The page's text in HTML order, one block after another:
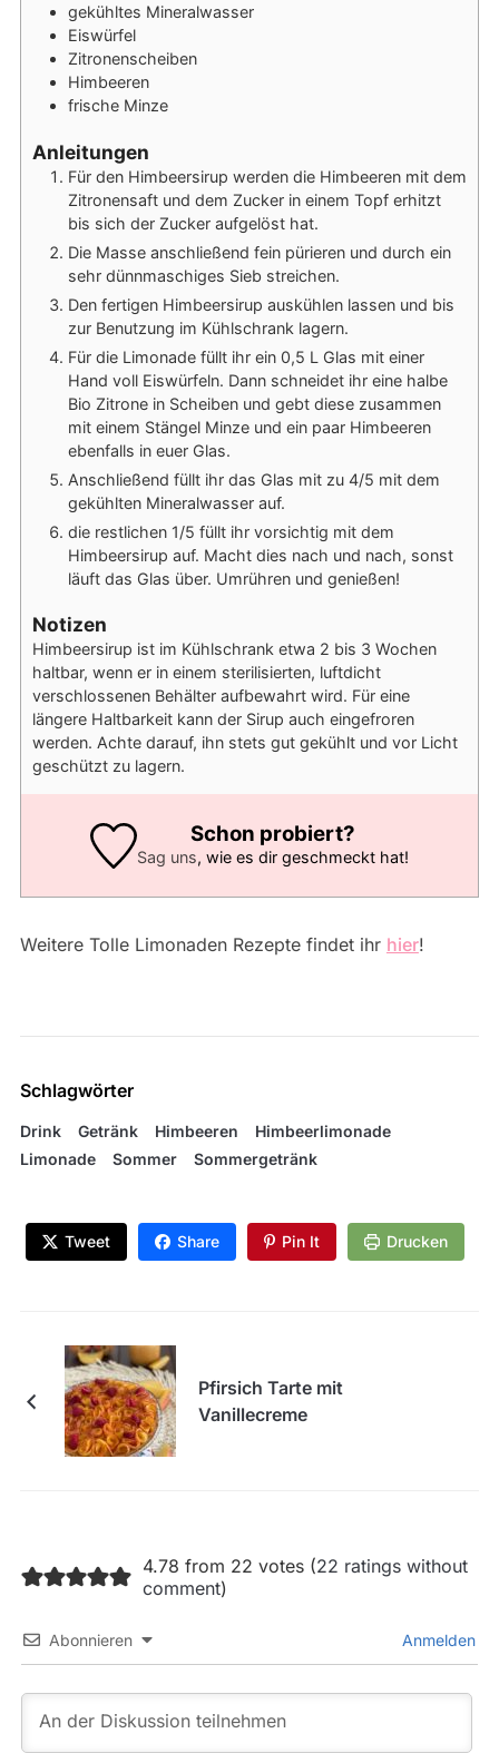
gekühltes Mineralwasser
Eiswürfel
Zitronenscheiben
Himbeeren
frische Minze
Anleitungen
Für den Himbeersirup werden die Himbeeren mit dem
Zitronensaft und dem Zucker in einem Topf erhitzt
bis sich der Zucker aufgelöst hat.
Die Masse anschließend fein pürieren und durch ein
sehr dünnmaschiges Sieb streichen.
Den fertigen Himbeersirup auskühlen lassen und bis
zur Benutzung im Kühlschrank lagern.
Für die Limonade füllt ihr ein 0,5 L Glas mit einer
Hand voll Eiswürfeln. Dann schneidet ihr eine halbe
Bio Zitrone in Scheiben und gebt diese zusammen
mit einem Stängel Minze und ein paar Himbeeren
ebenfalls in euer Glas.
Anschließend füllt ihr das Glas mit zu 4/5 mit dem
gekühlten Mineralwasser auf.
die restlichen 1/5 füllt ihr vorsichtig mit dem
Himbeersirup auf. Macht dies nach und nach, sonst
läuft das Glas über. Umrühren und genießen!
Notizen
Himbeersirup ist im Kühlschrank etwa 2 bis 3 Wochen
haltbar, wenn er in einem sterilisierten, luftdicht
verschlossenen Behälter aufbewahrt wird. Für eine
längere Haltbarkeit kann der Sirup auch eingefroren
werden. Achte darauf, ihn stets gut gekühlt und vor Licht
geschützt zu lagern.
Schon probiert?
Sag uns, wie es dir geschmeckt hat!
Weitere Tolle Limonaden Rezepte findet ihr hier!
Schlagwörter
Drink Getränk Himbeeren
Himbeerlimonade
Limonade
Sommer Sommergetränk
Tweet Share Pin It Drucken
Pfirsich Tarte mit
Vanillecreme
4.78 from 22 votes (22 ratings without
comment)
Abonnieren Anmelden